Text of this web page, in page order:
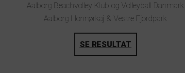
Aalborg Beachvolley Klub og Volleyball Danmark
Aalborg Honnørkaj & Vestre Fjordpark
SE RESULTAT